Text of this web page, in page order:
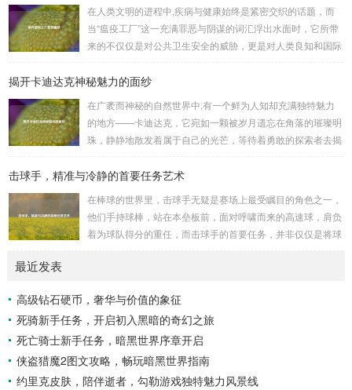
来自各方的邪恶势力，最初，他们凭借着基础的技能和坚定的
意志，在一次次战斗中积累着经验，不断成长，无论是在阴森
恐怖的地下墓穴，还是在战火纷飞的前线战场，守...
在人类文明的进程中,疾病与健康始终是紧密交织的话题，而
当“瘟疫工厂”这一充满罪恶与阴谋的词汇浮出水面时，它所带
来的不仅仅是对公共卫生安全的威胁，更是对人类良知和国际
是一些别有用心的势力为了实现其不可告人的目的，秘密设立
科学研究的外衣，实则干着违背人道、危害全球的勾当。 从
历史上看,生物武器的使用曾经给人类带来过惨痛的教训，在
战争时期，某些国家就曾利用细菌、病毒...
揭开卡迪达克神秘魅力的面纱
在广袤而神秘的自然世界中,有一个鲜为人知却充满独特魅力
的地方——卡迪达克，它宛如一颗被岁月遗忘在角落的璀璨明
珠，静静地散发着属于自己的光芒，等待着勇敢的探索者去揭
复杂多样的地形地貌，高耸入云的山脉连绵起伏，像是大自然
照耀下闪耀着刺眼的银光，仿佛是大自然赐予这片土地的皇
冠，而山脚下，则是一片郁郁葱葱的森林，森林里树木种类繁
多，高大的乔木遮天蔽日，阳光只能透过枝叶的缝隙...
击球手，精准与冷静的首要任务艺术
在棒球的世界里，击球手无疑是赛场上最受瞩目的角色之一，
他们手持球棒，站在本垒板前，面对呼啸而来的高速球，肩负
着为球队得分的重任，而击球手的首要任务，并非仅仅是将球
滑球，击球手需要在极短的时间内，准确判断球的速度、方向
和落点，然后调整自己的击球动作，这不仅要求击球手具备出
色的视力和反应能力,更需要大量的训练来培养对球...
最近发表
高级钻石硬币，奢华与价值的象征
死骑新手任务，开启初入黑暗的奇幻之旅
死亡骑士新手任务，暗黑世界序章开启
侠盗猎魔2图文攻略，畅玩暗黑世界指南
约里克皮肤，陪伴逝者，勾勒游戏独特魅力风景线